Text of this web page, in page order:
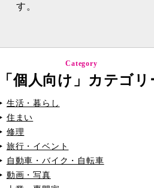
す。
Category
個人向け」カテゴリ
生活・暮らし
住まい
修理
旅行・イベント
自動車・バイク・自転車
動画・写真